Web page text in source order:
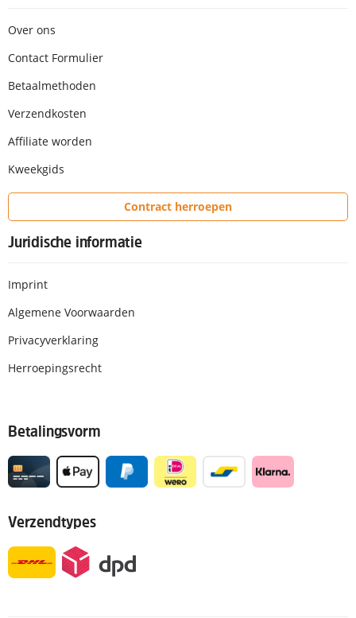
Over ons
Contact Formulier
Betaalmethoden
Verzendkosten
Affiliate worden
Kweekgids
Contract herroepen
Juridische informatie
Imprint
Algemene Voorwaarden
Privacyverklaring
Herroepingsrecht
Betalingsvorm
Verzendtypes